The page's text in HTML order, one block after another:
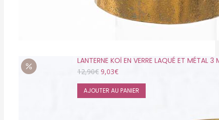
LANTERNE KOÏ EN VERRE LAQUÉ ET MÉTAL
12,90€ Le
initial
était :
9,03€Le
actuel
est :
AJOUTER AU PANIER